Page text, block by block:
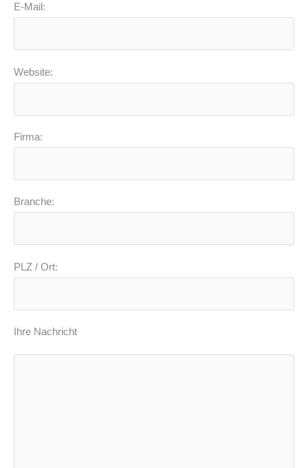
E-Mail:
Website:
Firma:
Branche:
PLZ / Ort:
Ihre Nachricht